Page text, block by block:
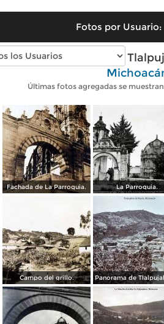
Fotos por Usuario:
Fotos antiguas de
Últimas fotos agregadas se
Fachada de La Parroquia. La Parroquia.
Campo del grillo.